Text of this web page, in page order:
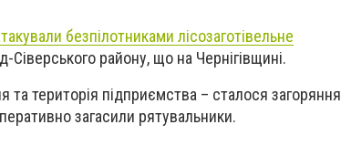
безпілотниками лісозаготівельне
Сіверського району, що на Чернігівщині.
та територія підприємства – сталося загоряння
загасили рятувальники.